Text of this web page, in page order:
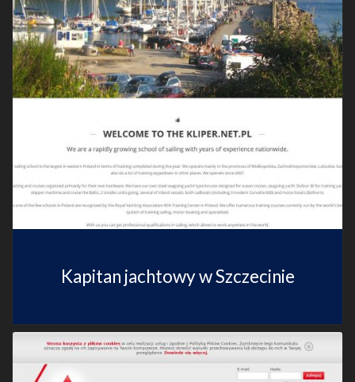
Kapitan jachtowy w Szczecinie